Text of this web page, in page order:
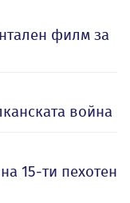
филм за
война
15-ти пехотен